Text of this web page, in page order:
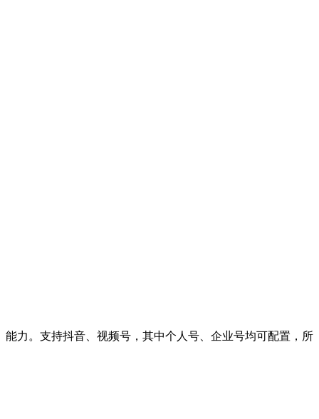
力。支持抖音、视频号，其中个人号、企业号均可配置，所